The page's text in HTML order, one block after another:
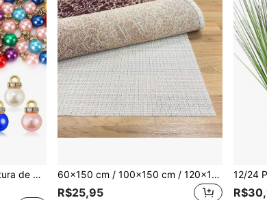
50/100 Peças Bolas Miniatura de Natal, Enfeites Multicoloridos com Pingentes de Pérola Falsa, Decorações Penduradas para Árvore de Natal, Bolas Pequenas Vintage com Glitter para Festa de Feriado, Uso Externo e Interno, Suprimentos de Artesanato DIY
60x150 cm / 100x150 cm / 120x180 cm Tapete Antiderrapante, Revestimento Antiderrapante para Tapete, Tapete Fixador Antiderrapante, Adequado para Pisos Duros, Tapete Fixador de Piso de Madeira
R$25,95